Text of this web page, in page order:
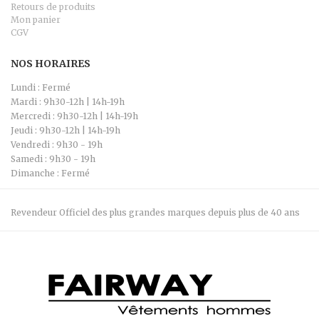
Retours de produits
Mon panier
CGV
NOS HORAIRES
Lundi : Fermé
Mardi : 9h30-12h | 14h-19h
Mercredi : 9h30-12h | 14h-19h
Jeudi : 9h30-12h | 14h-19h
Vendredi : 9h30 - 19h
Samedi : 9h30 - 19h
Dimanche : Fermé
Revendeur Officiel des plus grandes marques depuis plus de 40 ans